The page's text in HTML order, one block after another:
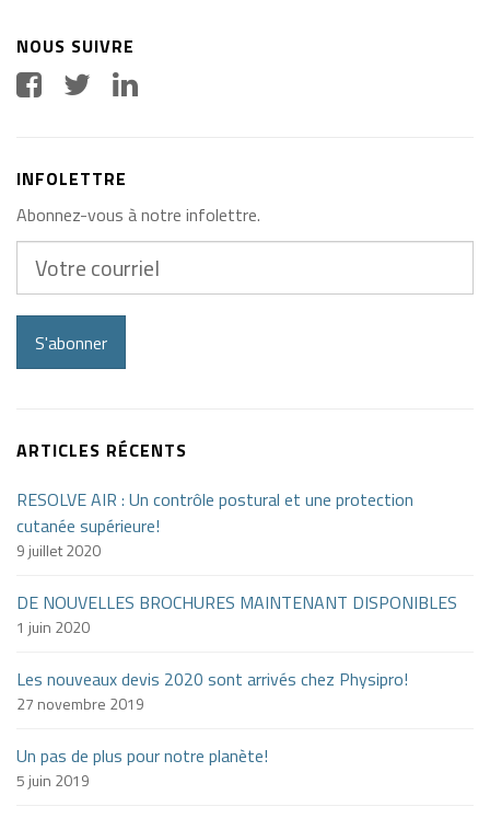
NOUS SUIVRE
INFOLETTRE
Abonnez-vous à notre infolettre.
courriel
S'abonner
ARTICLES RÉCENTS
RESOLVE AIR : Un contrôle postural et une protection
cutanée supérieure!
9 juillet 2020
DE NOUVELLES BROCHURES MAINTENANT DISPONIBLES
1 juin 2020
Les nouveaux devis 2020 sont arrivés chez Physipro!
27 novembre 2019
Un pas de plus pour notre planète!
5 juin 2019